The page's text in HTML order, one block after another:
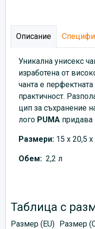
Описание
Уникална унисекс
изработена от
чанта е
практичност.
цип за съхранение
лого PUMA придава
Размери: 15 x 20,5
Обем: 2,2 л
Таблица с
Размер (EU) Размер